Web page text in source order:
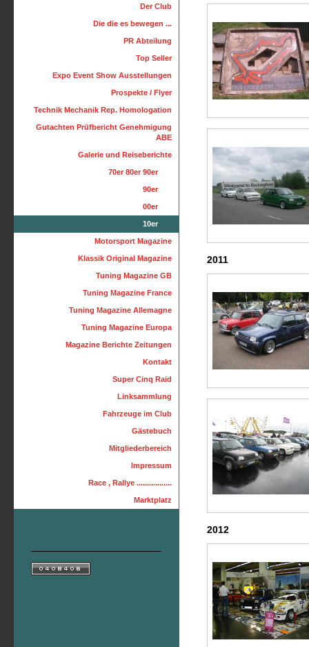
2011
2012
Der Club
Die die es bewegen ...
PR Abteilung
Top Seller
Expo Event Show Ausstellungen
Prospekte / Flyer
Technik Mechanik Rep. Homologation
Gutachten Prüfbericht Genehmigung
ABE
Galerie und Reiseberichte
70er 80er 90er
90er
00er
10er
Motorsport Magazine
Klassik Original Magazine
Tuning Magazine GB
Tuning Magazine France
Tuning Magazine Allemagne
Tuning Magazine Europa
Magazine Berichte Zeitungen
Kontakt
Super Cinq Raid
Linksammlung
Fahrzeuge im Club
Gästebuch
Mitgliederbereich
Impressum
Race , Rallye .................
Marktplatz